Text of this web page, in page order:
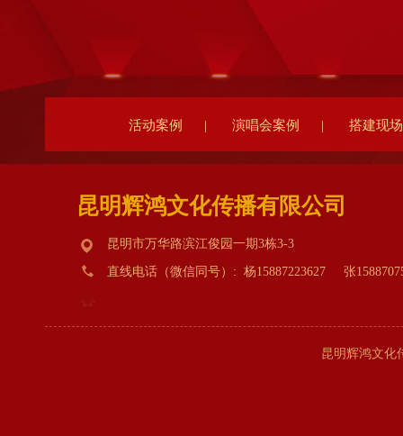
活动案例 | 演唱会案例 | 搭建现场
昆明辉鸿文化传播有限公司
昆明市万华路滨江俊园一期3栋3-3
直线电话（微信同号）: 杨15887223627 张
昆明辉鸿文化